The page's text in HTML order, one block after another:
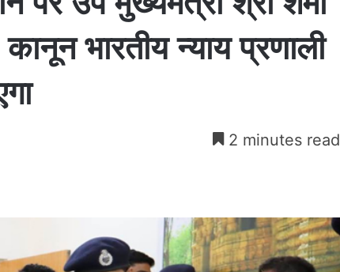
भारतीय न्याय प्रणाली
2 minutes read